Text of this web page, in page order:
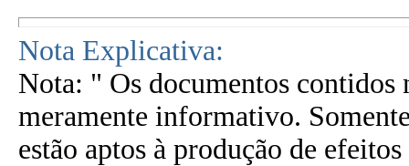
Nota Explicativa:
Nota: " Os documentos contidos
meramente informativo.
estão aptos à produção de